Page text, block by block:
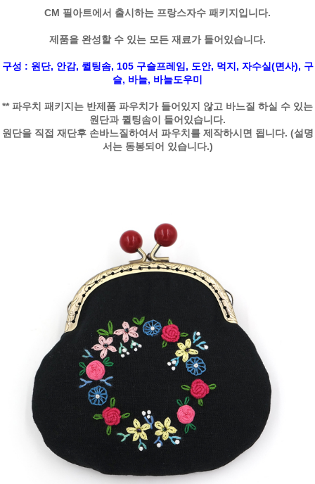
CM 필아트에서 출시하는 프랑스자수 패키지입니다.
제품을 완성할 수 있는 모든 재료가 들어있습니다.
구성 : 원단, 안감, 퀼팅솜, 105 구슬프레임, 도안, 먹지, 자수실(면사), 구
슬, 바늘, 바늘도우미
** 파우치 패키지는 반제품 파우치가 들어있지 않고 바느질 하실 수 있는
원단과 퀼팅솜이 들어있습니다.
원단을 직접 재단후 손바느질하여서 파우치를 제작하시면 됩니다. (설명
서는 동봉되어 있습니다.)